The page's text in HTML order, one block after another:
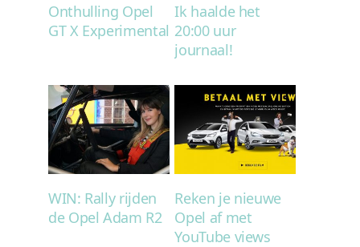
Onthulling Opel
GT X Experimental
Ik haalde het
20:00 uur
journaal!
WIN: Rally rijden
de Opel Adam R2
Reken je nieuwe
Opel af met
YouTube views